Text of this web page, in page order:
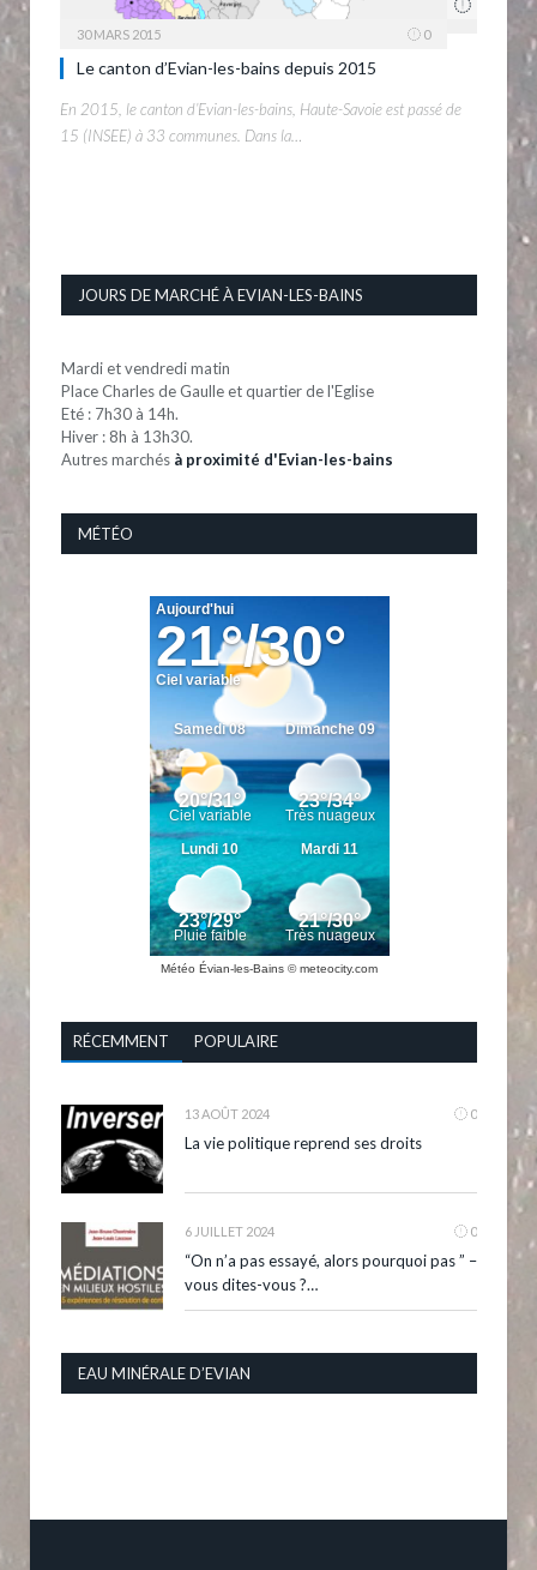
30 MARS 2015 0
Le canton d’Evian-les-bains depuis 2015
En 2015, le canton d’Evian-les-bains, Haute-Savoie est passé de
15 (INSEE) à 33 communes. Dans la…
JOURS DE MARCHÉ À EVIAN-LES-BAINS
Mardi et vendredi matin
Place Charles de Gaulle et quartier de l'Eglise
Eté : 7h30 à 14h.
Hiver : 8h à 13h30.
Autres marchés à proximité d'Evian-les-bains
MÉTÉO
Météo Évian-les-Bains © meteocity.com
RÉCEMMENT POPULAIRE
13 AOÛT 2024 0
La vie politique reprend ses droits
6 JUILLET 2024 0
“On n’a pas essayé, alors pourquoi pas ” –
vous dites-vous ?…
EAU MINÉRALE D’EVIAN